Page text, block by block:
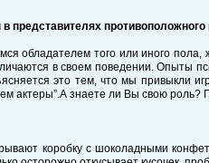
представителях противоположного
обладателем того или иного
в своем поведении. Опыты
это тем, что мы привыкли
актеры”.А знаете ли Вы свою
коробку с шоколадными